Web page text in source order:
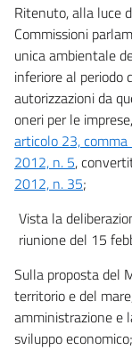
Ritenuto, alla luce
Commissioni
unica ambientale
inferiore al periodo
autorizzazioni da
oneri per le
articolo 23,
2012, n. 5,
2012, n. 35;
Vista la
riunione del 15
Sulla proposta del
territorio e del
amministrazione e
sviluppo economico;